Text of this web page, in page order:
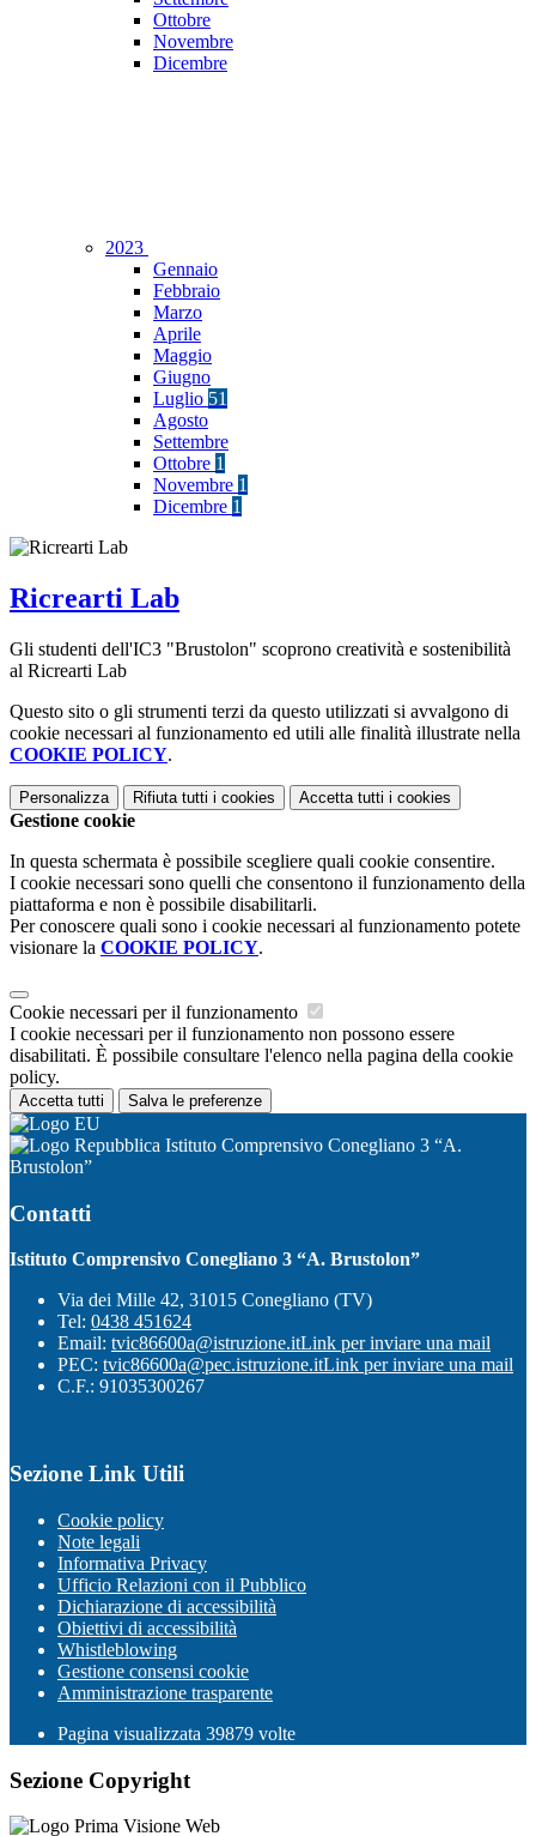
Ottobre
Novembre
Dicembre
2023
Gennaio
Febbraio
Marzo
Aprile
Maggio
Giugno
Luglio 51
Agosto
Settembre
Ottobre 1
Novembre 1
Dicembre 1
Ricrearti Lab
Gli studenti dell'IC3 "Brustolon" scoprono creatività e sostenibilità
al Ricrearti Lab
Questo sito o gli strumenti terzi da questo utilizzati si avvalgono di
cookie necessari al funzionamento ed utili alle finalità illustrate nella
COOKIE POLICY.
Personalizza Rifiuta tutti i cookies Accetta tutti i cookies
Gestione cookie
In questa schermata è possibile scegliere quali cookie consentire.
I cookie necessari sono quelli che consentono il funzionamento della
piattaforma e non è possibile disabilitarli.
Per conoscere quali sono i cookie necessari al funzionamento potete
visionare la COOKIE POLICY.
Cookie necessari per il funzionamento
I cookie necessari per il funzionamento non possono essere
disabilitati. È possibile consultare l'elenco nella pagina della cookie
policy.
Accetta tutti Salva le preferenze
Istituto Comprensivo Conegliano 3 “A.
Brustolon”
Contatti
Istituto Comprensivo Conegliano 3 “A. Brustolon”
Via dei Mille 42, 31015 Conegliano (TV)
Tel: 0438 451624
Email: tvic86600a@istruzione.itLink per inviare una mail
PEC: tvic86600a@pec.istruzione.itLink per inviare una mail
C.F.: 91035300267
Sezione Link Utili
Cookie policy
Note legali
Informativa Privacy
Ufficio Relazioni con il Pubblico
Dichiarazione di accessibilità
Obiettivi di accessibilità
Whistleblowing
Gestione consensi cookie
Amministrazione trasparente
Pagina visualizzata 39879 volte
Sezione Copyright